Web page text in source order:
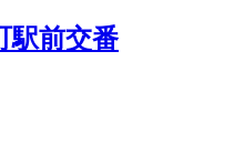
駅前交番